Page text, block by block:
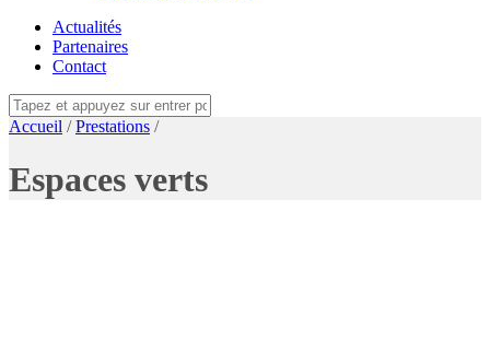
Actualités
Partenaires
Contact
Accueil /Prestations /
Espaces verts